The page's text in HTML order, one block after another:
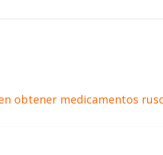
obtener medicamentos